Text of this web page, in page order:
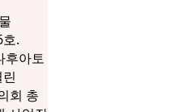
.
후아토
회 총